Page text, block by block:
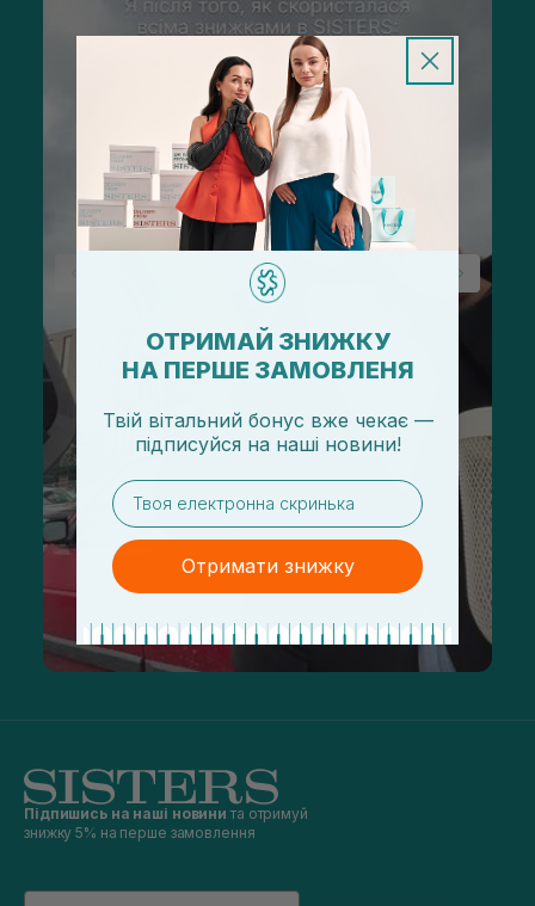
Підпишись на наші новини та отримуй
знижку 5% на перше замовлення
Email
ОТРИМАЙ ЗНИЖКУ
НА ПЕРШЕ ЗАМОВЛЕНЯ
Твій вітальний бонус вже чекає —
підписуйся на наші новини!
email
Отримати знижку